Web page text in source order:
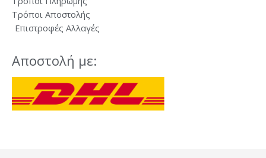
Τρόποι Αποστολής
Επιστροφές Αλλαγές
Αποστολή με: